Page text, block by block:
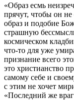
«Образ есмь
прячут, чтобы он
образ и подобие
страшную
космическом
что-то для уже
признание всего
это христианство
самому себе и
с этим не хочет
«Последний же